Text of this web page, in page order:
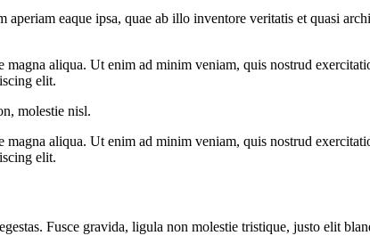
eaque ipsa, quae ab illo inventore veritatis et quasi
aliqua. Ut enim ad minim veniam, quis nostrud
elit.
molestie nisl.
aliqua. Ut enim ad minim veniam, quis nostrud
elit.
Fusce gravida, ligula non molestie tristique, justo elit